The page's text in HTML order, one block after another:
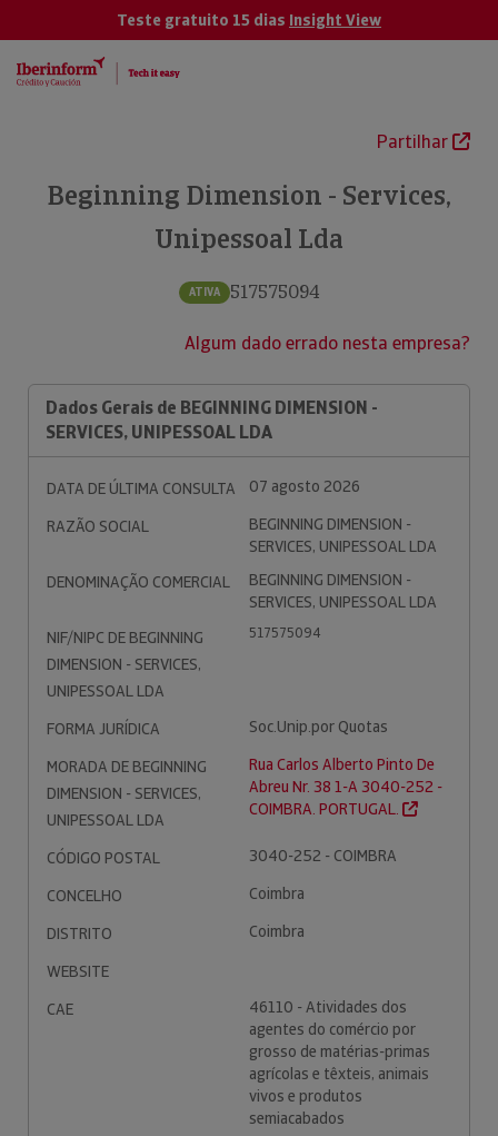
Teste gratuito 15 dias Insight View
Partilhar
Beginning Dimension - Services,
Unipessoal Lda
ATIVA 517575094
Algum dado errado nesta empresa?
Dados Gerais de BEGINNING DIMENSION -
SERVICES, UNIPESSOAL LDA
DATA DE ÚLTIMA CONSULTA
07 agosto 2026
RAZÃO SOCIAL
BEGINNING DIMENSION -
SERVICES, UNIPESSOAL LDA
DENOMINAÇÃO COMERCIAL
BEGINNING DIMENSION -
SERVICES, UNIPESSOAL LDA
NIF/NIPC DE BEGINNING
DIMENSION - SERVICES,
UNIPESSOAL LDA
517575094
FORMA JURÍDICA
Soc.Unip.por Quotas
MORADA DE BEGINNING
DIMENSION - SERVICES,
UNIPESSOAL LDA
Rua Carlos Alberto Pinto De
Abreu Nr. 38 1-A 3040-252 -
COIMBRA. PORTUGAL.
CÓDIGO POSTAL
3040-252 - COIMBRA
CONCELHO
Coimbra
DISTRITO
Coimbra
WEBSITE
CAE
46110 - Atividades dos
agentes do comércio por
grosso de matérias-primas
agrícolas e têxteis, animais
vivos e produtos
semiacabados